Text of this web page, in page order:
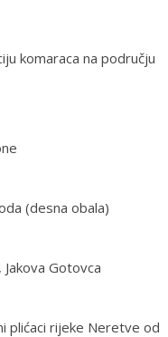
komaraca na području
(desna obala)
Gotovca
plićaci rijeke Neretve od